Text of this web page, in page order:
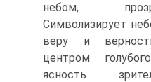
небом,
Символизирует
веру и
центром
ясность